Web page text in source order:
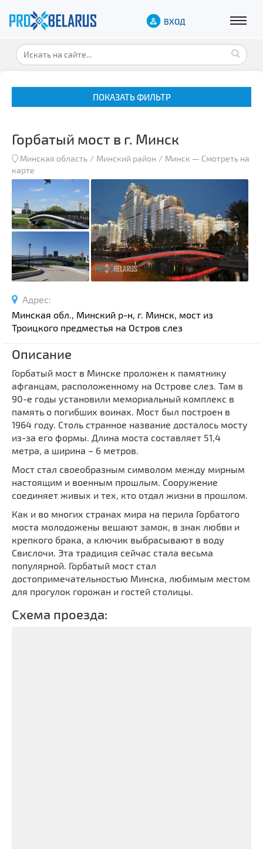
ВХОД
ПОКАЗАТЬ ФИЛЬТР
Музеи
Замки и дворцы
Военная история
Гражданская архитектура
Спортивные сооружения
Ратуши
Родовые усадьбы
Национальные парки и заказники
Озера и водоемы
Памятники
Памятники археологии
Памятники геодезии
Памятники природы
Памятники известным людям
Церкви
Монастыри
Костелы
Мечети
Синагоги
Часовни
Кирхи
Культурные центры
Выберите область
Выберите район
Выберите населенный пункт
Выберите направление
Горбатый мост в г. Минск
Минская область Минский район Минск — Смотреть на
карте
Адрес:
Минская обл., Минский р-н, г. Минск, мост из
Троицкого предместья на Остров слез
Описание
Горбатый мост в Минске проложен к памятнику
афганцам, расположенному на Острове слез. Там в
90-е годы установили мемориальный комплекс в
память о погибших воинах. Мост был построен в
1964 году. Столь странное название досталось мосту
из-за его формы. Длина моста составляет 51,4
метра, а ширина – 6 метров.
Мост стал своеобразным символом между мирным
настоящим и военным прошлым. Сооружение
соединяет живых и тех, кто отдал жизни в прошлом.
Как и во многих странах мира на перила Горбатого
моста молодожены вешают замок, в знак любви и
крепкого брака, а ключик выбрасывают в воду
Свислочи. Эта традиция сейчас стала весьма
популярной. Горбатый мост стал
достопримечательностью Минска, любимым местом
для прогулок горожан и гостей столицы.
Схема проезда: